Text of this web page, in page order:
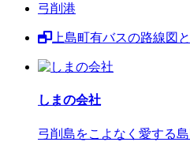
弓削港
上島町有バスの路線図
しまの会社
弓削島をこよなく愛する